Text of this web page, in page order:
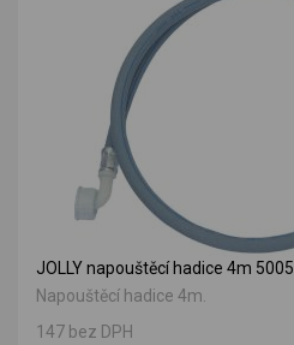
JOLLY napouštěcí hadice 4m 5005
Napouštěcí hadice 4m.
147 bez DPH